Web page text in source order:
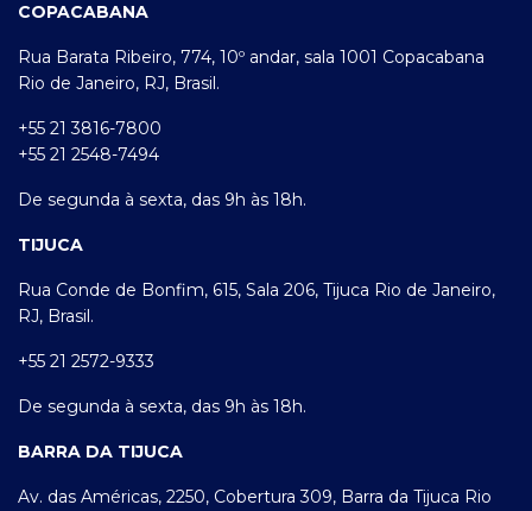
COPACABANA
Rua Barata Ribeiro, 774, 10º andar, sala 1001 Copacabana
Rio de Janeiro, RJ, Brasil.
+55 21 3816-7800
+55 21 2548-7494
De segunda à sexta, das 9h às 18h.
TIJUCA
Rua Conde de Bonfim, 615, Sala 206, Tijuca Rio de Janeiro,
RJ, Brasil.
+55 21 2572-9333
De segunda à sexta, das 9h às 18h.
BARRA DA TIJUCA
Av. das Américas, 2250, Cobertura 309, Barra da Tijuca Rio